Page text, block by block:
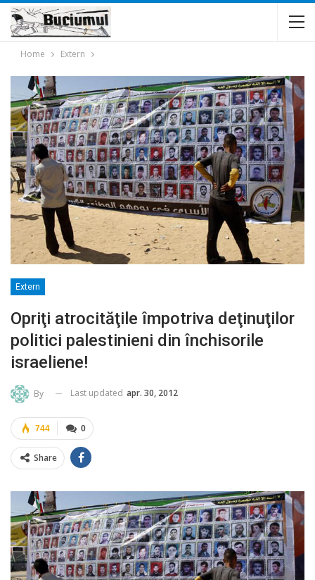
Home Extern
Extern
Opriţi atrocităţile împotriva deţinuţilor
politici palestinieni din închisorile
israeliene!
By Last updated apr. 30, 2012
0
744
Share